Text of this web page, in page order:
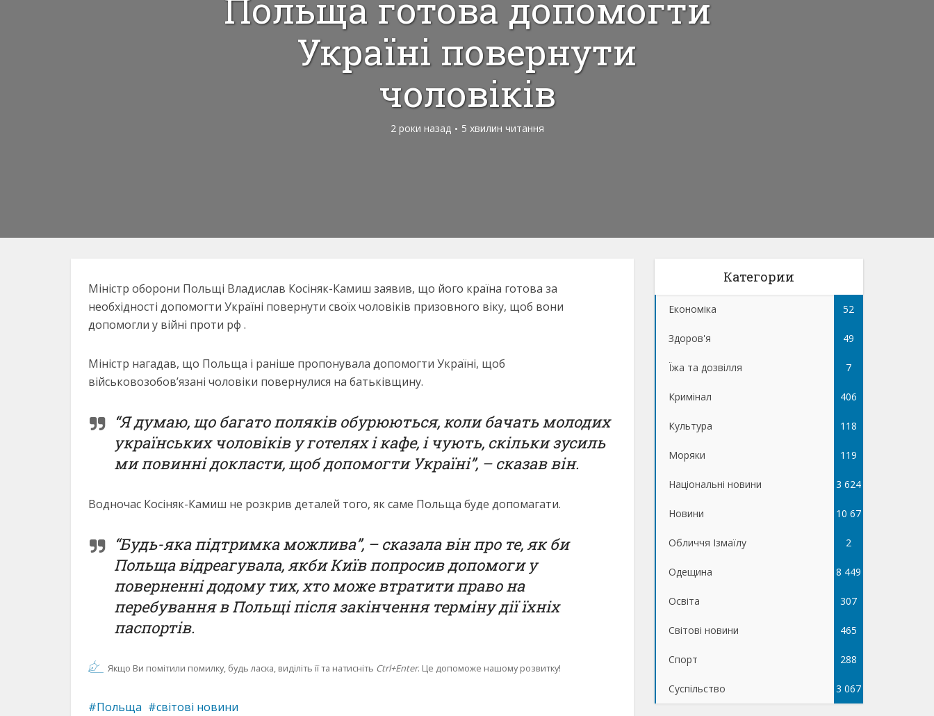
Польща готова допомогти
Україні повернути
чоловіків
2 роки назад 5 хвилин читання
Міністр оборони Польщі Владислав Косіняк-Камиш заявив, що його країна готова за
необхідності допомогти Україні повернути своїх чоловіків призовного віку, щоб вони
допомогли у війні проти рф .
Міністр нагадав, що Польща і раніше пропонувала допомогти Україні, щоб
військовозобов’язані чоловіки повернулися на батьківщину.
“Я думаю, що багато поляків обурюються, коли бачать молодих
українських чоловіків у готелях і кафе, і чують, скільки зусиль
ми повинні докласти, щоб допомогти Україні”, – сказав він.
Водночас Косіняк-Камиш не розкрив деталей того, як саме Польща буде допомагати.
“Будь-яка підтримка можлива”, – сказала він про те, як би
Польща відреагувала, якби Київ попросив допомоги у
поверненні додому тих, хто може втратити право на
перебування в Польщі після закінчення терміну дії їхніх
паспортів.
Якщо Ви помітили помилку, будь ласка, виділіть її та натисніть Ctrl+Enter. Це допоможе нашому розвитку!
Польща світові новини
Категории
Економіка 52
Здоров'я 49
Їжа та дозвілля 7
Кримінал 406
Культура 118
Моряки 119
Національні новини 3 624
Новини 10 67
5
Обличчя Ізмаїлу 2
Одещина 8 449
Освіта 307
Світові новини 465
Спорт 288
Суспільство 3 067